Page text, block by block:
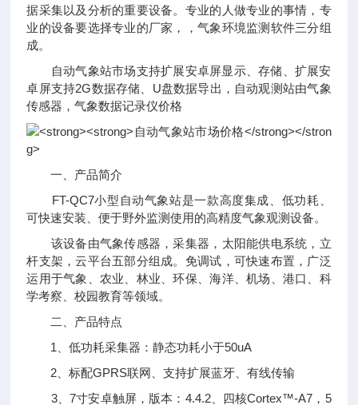
据采集以及分析的重要设备。专业的人做专业的事情，专
业的设备要选择专业的厂家，，气象环境监测软件三分组
成。
自动气象站市场支持扩展安卓屏显示、存储、扩展安
卓屏支持2G数据存储、U盘数据导出，自动观测站由气象
传感器，气象数据记录仪价格
一、产品简介
FT-QC7小型自动气象站是一款高度集成、低功耗、
可快速安装、便于野外监测使用的高精度气象观测设备。
该设备由气象传感器，采集器，太阳能供电系统，立
杆支架，云平台五部分组成。免调试，可快速布置，广泛
运用于气象、农业、林业、环保、海洋、机场、港口、科
学考察、校园教育等领域。
二、产品特点
1、低功耗采集器：静态功耗小于50uA
2、标配GPRS联网、支持扩展蓝牙、有线传输
3、7寸安卓触屏，版本：4.4.2、四核Cortex™-A7，5